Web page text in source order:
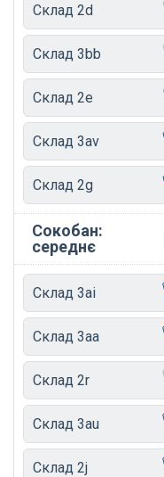
Склад 2d
Склад 3bb
Склад 2e
Склад 3av
Склад 2g
Сокобан:
середнє
Склад 3ai
Склад 3aa
Склад 2r
Склад 3au
Склад 2j